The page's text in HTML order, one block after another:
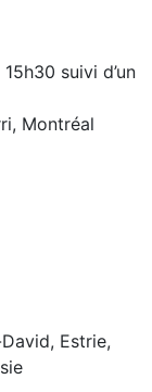
suivi d’un
Montréal
Estrie,